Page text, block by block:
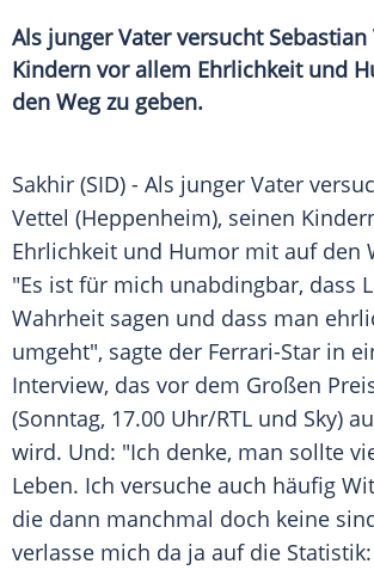
Als junger Vater versucht
Kindern vor allem Ehrlichkeit und
den Weg zu geben.
Sakhir (SID) - Als junger Vater
Vettel (Heppenheim), seinen
Ehrlichkeit und Humor mit auf den
"Es ist für mich unabdingbar, dass
Wahrheit sagen und dass man
umgeht", sagte der Ferrari-Star in
Interview, das vor dem Großen
(Sonntag, 17.00 Uhr/RTL und Sky)
wird. Und: "Ich denke, man sollte
Leben. Ich versuche auch häufig
die dann manchmal doch keine
verlasse mich da ja auf die